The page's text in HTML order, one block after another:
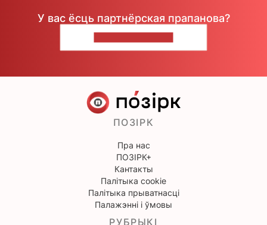
У вас ёсць партнёрская прапанова?
ПОЗІРК
Пра нас
ПОЗІРК+
Кантакты
Палітыка cookie
Палітыка прыватнасці
Палажэнні і ўмовы
РУБРЫКІ